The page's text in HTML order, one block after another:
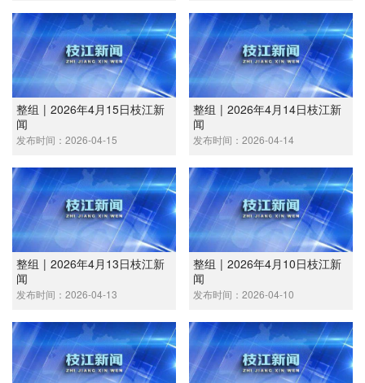
整组 | 2026年4月15日枝江新
闻
发布时间：2026-04-15
整组 | 2026年4月14日枝江新
闻
发布时间：2026-04-14
整组 | 2026年4月13日枝江新
闻
发布时间：2026-04-13
整组 | 2026年4月10日枝江新
闻
发布时间：2026-04-10